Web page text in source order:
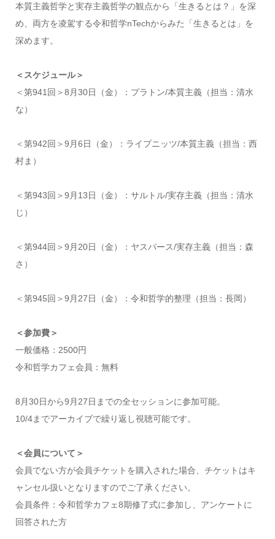
本質主義哲学と実存主義哲学の観点から「生きるとは？」を深
め、両方を凌駕する令和哲学nTechからみた「生きるとは」を
深めます。
＜スケジュール＞
＜第941回＞8月30日（金）：プラトン/本質主義（担当：清水
な）
＜第942回＞9月6日（金）：ライプニッツ/本質主義（担当：西
村ま）
＜第943回＞9月13日（金）：サルトル/実存主義（担当：清水
じ）
＜第944回＞9月20日（金）：ヤスパース/実存主義（担当：森
さ）
＜第945回＞9月27日（金）：令和哲学的整理（担当：長岡）
＜参加費＞
一般価格：2500円
令和哲学カフェ会員：無料
8月30日から9月27日までの全セッションに参加可能。
10/4までアーカイブで繰り返し視聴可能です。
＜会員について＞
会員でない方が会員チケットを購入された場合、チケットはキ
ャンセル扱いとなりますのでご了承ください。
会員条件：令和哲学カフェ8期修了式に参加し、アンケートに
回答された方